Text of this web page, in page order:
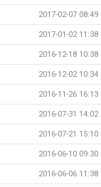
2017-02-07 08:49
2017-01-02 11:38
2016-12-18 10:38
2016-12-02 10:34
2016-11-26 16:13
2016-07-31 14:02
2016-07-21 15:10
2016-06-10 09:30
2016-06-06 11:38